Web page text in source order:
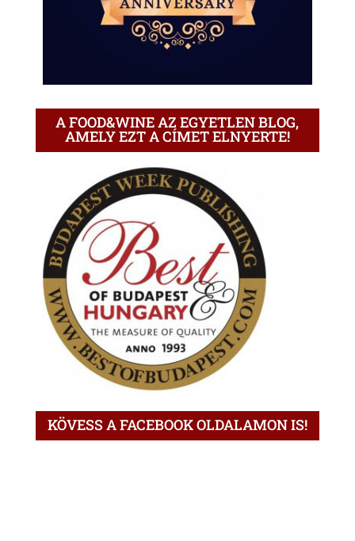
A FOOD&WINE AZ EGYETLEN BLOG,
AMELY EZT A CÍMET ELNYERTE!
KÖVESS A FACEBOOK OLDALAMON IS!